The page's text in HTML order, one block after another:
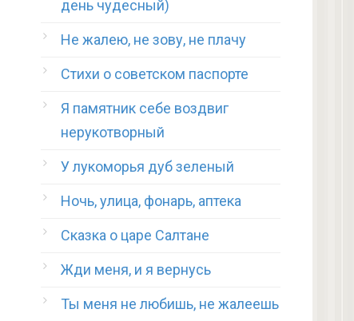
день чудесный)
Не жалею, не зову, не плачу
Стихи о советском паспорте
Я памятник себе воздвиг
нерукотворный
У лукоморья дуб зеленый
Ночь, улица, фонарь, аптека
Сказка о царе Салтане
Жди меня, и я вернусь
Ты меня не любишь, не жалеешь